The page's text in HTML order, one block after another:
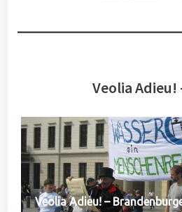
Veolia Adieu!
Veolia Adieu! –